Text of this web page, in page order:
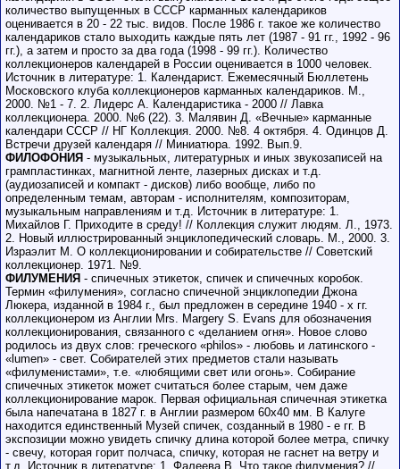
количество выпущенных в СССР карманных календариков
оценивается в 20 - 22 тыс. видов. После 1986 г. такое же количество
календариков стало выходить каждые пять лет (1987 - 91 гг., 1992 - 96
гг.), а затем и просто за два года (1998 - 99 гг.). Количество
коллекционеров календарей в России оценивается в 1000 человек.
Источник в литературе: 1. Календарист. Ежемесячный Бюллетень
Московского клуба коллекционеров карманных календариков. М.,
2000. №1 - 7. 2. Лидерс А. Календаристика - 2000 // Лавка
коллекционера. 2000. №6 (22). 3. Малявин Д. «Вечные» карманные
календари СССР // НГ Коллекция. 2000. №8. 4 октября. 4. Одинцов Д.
Встречи друзей календаря // Миниатюра. 1992. Вып.9.
ФИЛОФОНИЯ - музыкальных, литературных и иных звукозаписей на
грампластинках, магнитной ленте, лазерных дисках и т.д.
(аудиозаписей и компакт - дисков) либо вообще, либо по
определенным темам, авторам - исполнителям, композиторам,
музыкальным направлениям и т.д. Источник в литературе: 1.
Михайлов Г. Приходите в среду! // Коллекция служит людям. Л., 1973.
2. Новый иллюстрированный энциклопедический словарь. М., 2000. 3.
Израэлит М. О коллекционировании и собирательстве // Советский
коллекционер. 1971. №9.
ФИЛУМЕНИЯ - спичечных этикеток, спичек и спичечных коробок.
Термин «филумения», согласно спичечной энциклопедии Джона
Люкера, изданной в 1984 г., был предложен в середине 1940 - х гг.
коллекционером из Англии Mrs. Margery S. Evans для обозначения
коллекционирования, связанного с «деланием огня». Новое слово
родилось из двух слов: греческого «philos» - любовь и латинского -
«lumen» - свет. Собирателей этих предметов стали называть
«филуменистами», т.е. «любящими свет или огонь». Собирание
спичечных этикеток может считаться более старым, чем даже
коллекционирование марок. Первая официальная спичечная этикетка
была напечатана в 1827 г. в Англии размером 60х40 мм. В Калуге
находится единственный Музей спичек, созданный в 1980 - е гг. В
экспозиции можно увидеть спичку длина которой более метра, спичку
- свечу, которая горит полчаса, спичку, которая не гаснет на ветру и
т.д. Источник в литературе: 1. Фалеева В. Что такое филумения? //